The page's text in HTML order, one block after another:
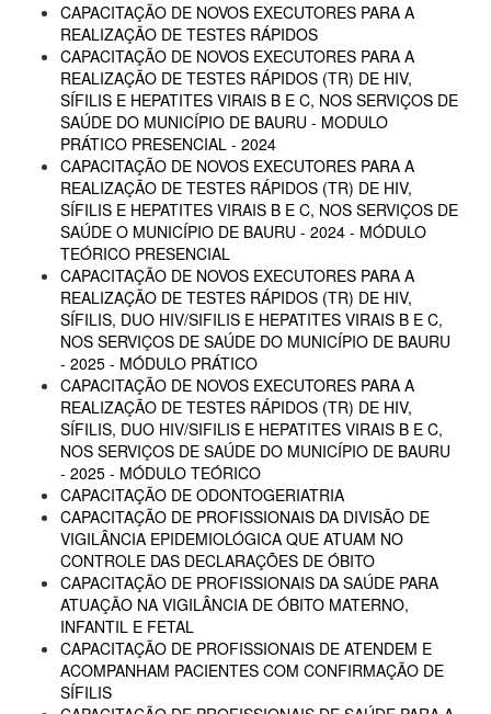
CAPACITAÇÃO DE NOVOS EXECUTORES PARA A
REALIZAÇÃO DE TESTES RÁPIDOS
CAPACITAÇÃO DE NOVOS EXECUTORES PARA A
REALIZAÇÃO DE TESTES RÁPIDOS (TR) DE HIV,
SÍFILIS E HEPATITES VIRAIS B E C, NOS SERVIÇOS DE
SAÚDE DO MUNICÍPIO DE BAURU - MODULO
PRÁTICO PRESENCIAL - 2024
CAPACITAÇÃO DE NOVOS EXECUTORES PARA A
REALIZAÇÃO DE TESTES RÁPIDOS (TR) DE HIV,
SÍFILIS E HEPATITES VIRAIS B E C, NOS SERVIÇOS DE
SAÚDE O MUNICÍPIO DE BAURU - 2024 - MÓDULO
TEÓRICO PRESENCIAL
CAPACITAÇÃO DE NOVOS EXECUTORES PARA A
REALIZAÇÃO DE TESTES RÁPIDOS (TR) DE HIV,
SÍFILIS, DUO HIV/SIFILIS E HEPATITES VIRAIS B E C,
NOS SERVIÇOS DE SAÚDE DO MUNICÍPIO DE BAURU
- 2025 - MÓDULO PRÁTICO
CAPACITAÇÃO DE NOVOS EXECUTORES PARA A
REALIZAÇÃO DE TESTES RÁPIDOS (TR) DE HIV,
SÍFILIS, DUO HIV/SIFILIS E HEPATITES VIRAIS B E C,
NOS SERVIÇOS DE SAÚDE DO MUNICÍPIO DE BAURU
- 2025 - MÓDULO TEÓRICO
CAPACITAÇÃO DE ODONTOGERIATRIA
CAPACITAÇÃO DE PROFISSIONAIS DA DIVISÃO DE
VIGILÂNCIA EPIDEMIOLÓGICA QUE ATUAM NO
CONTROLE DAS DECLARAÇÕES DE ÓBITO
CAPACITAÇÃO DE PROFISSIONAIS DA SAÚDE PARA
ATUAÇÃO NA VIGILÂNCIA DE ÓBITO MATERNO,
INFANTIL E FETAL
CAPACITAÇÃO DE PROFISSIONAIS DE ATENDEM E
ACOMPANHAM PACIENTES COM CONFIRMAÇÃO DE
SÍFILIS